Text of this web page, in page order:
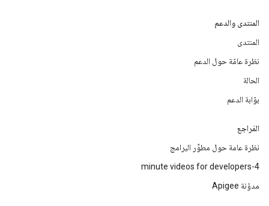
المنتدى والدعم
المنتدى
نظرة عامّة حول الدعم
الحالة
بوّابة الدعم
المَراجع
نظرة عامة حول مطوِّر البرامج
4-minute videos for developers
مدوّنة Apigee